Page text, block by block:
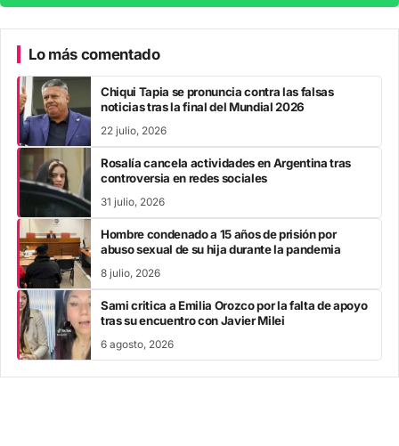
Lo más comentado
Chiqui Tapia se pronuncia contra las falsas
noticias tras la final del Mundial 2026
22 julio, 2026
Rosalía cancela actividades en Argentina tras
controversia en redes sociales
31 julio, 2026
Hombre condenado a 15 años de prisión por
abuso sexual de su hija durante la pandemia
8 julio, 2026
Sami critica a Emilia Orozco por la falta de apoyo
tras su encuentro con Javier Milei
6 agosto, 2026